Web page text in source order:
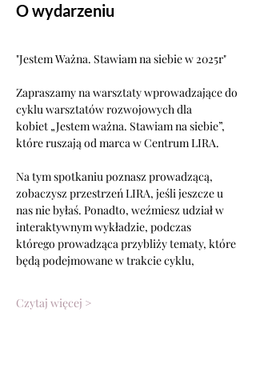
O wydarzeniu
"Jestem Ważna. Stawiam na siebie w 2025r"
Zapraszamy na warsztaty wprowadzające do
cyklu warsztatów rozwojowych dla
kobiet „Jestem ważna. Stawiam na siebie”,
które ruszają od marca w Centrum LIRA.
Na tym spotkaniu poznasz prowadzącą,
zobaczysz przestrzeń LIRA, jeśli jeszcze u
nas nie byłaś. Ponadto, weźmiesz udział w
interaktywnym wykładzie, podczas
którego prowadząca przybliży tematy, które
będą podejmowane w trakcie cyklu,
Czytaj więcej >